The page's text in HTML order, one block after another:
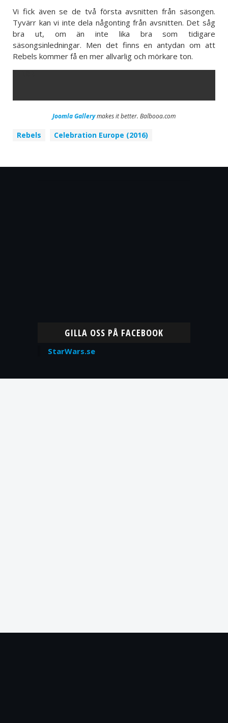
Vi fick även se de två första avsnitten från säsongen.
Tyvärr kan vi inte dela någonting från avsnitten. Det såg
bra ut, om än inte lika bra som tidigare
säsongsinledningar. Men det finns en antydan om att
Rebels kommer få en mer allvarlig och mörkare ton.
Joomla Gallerymakes it better. Balbooa.com
Rebels Celebration Europe (2016)
GILLA OSS PÅ FACEBOOK
StarWars.se